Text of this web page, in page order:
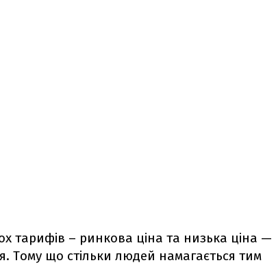
тарифів – ринкова ціна та низька ціна —
Тому що стільки людей намагається тим